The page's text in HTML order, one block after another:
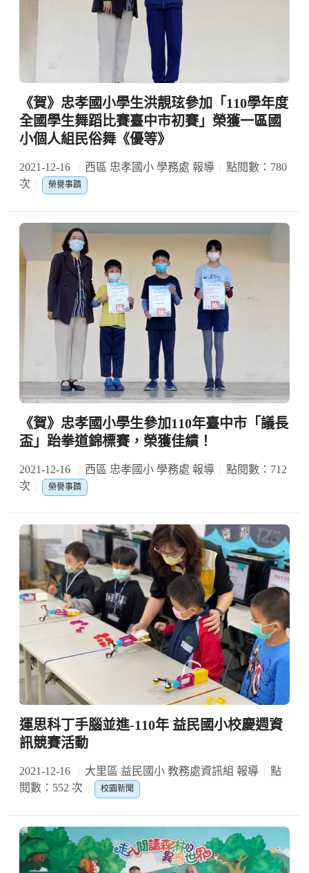
《賀》忠孝國小學生洪靚玹參加「110學年度
全國學生舞蹈比賽臺中市初賽」榮獲一區國
小個人組民俗舞《優等》
2021-12-16 西區 忠孝國小 學務處 報導
點閱數：780
次
榮譽事蹟
《賀》忠孝國小學生參加110年臺中市「議長
盃」跆拳道錦標賽，榮獲佳績！
2021-12-16 西區 忠孝國小 學務處 報導
點閱數：712
次
榮譽事蹟
運思科丁手腦並進-110年 益民國小校慶週資
訊競賽活動
2021-12-16 大里區 益民國小 教務處資訊組 報導
點
閱數：552 次
校園新聞